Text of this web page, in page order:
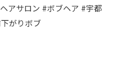
アサロン #ボブヘア #宇都
がりボブ